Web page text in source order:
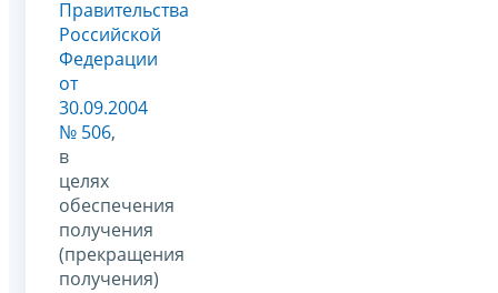
Правительства
Российской
Федерации
от
30.09.2004
№ 506,
в
целях
обеспечения
получения
(прекращения
получения)